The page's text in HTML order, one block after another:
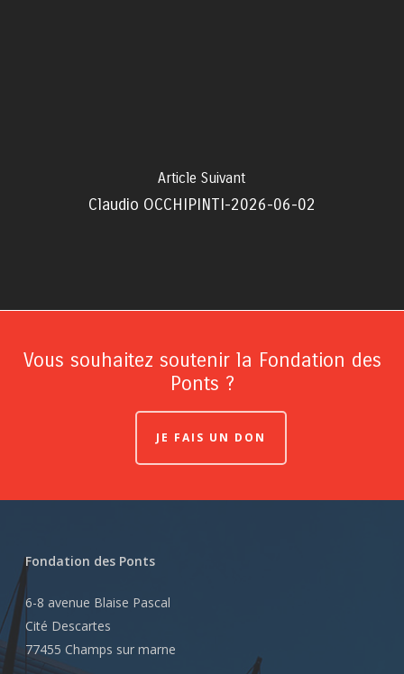
Article Suivant
Claudio OCCHIPINTI-2026-06-02
Vous souhaitez soutenir la Fondation des
Ponts ?
JE FAIS UN DON
Fondation des Ponts
6-8 avenue Blaise Pascal
Cité Descartes
77455 Champs sur marne